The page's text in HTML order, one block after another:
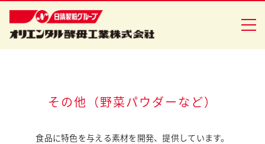
企業情報その他（野菜パウダーなど）
食品に特色を与える素材を開発、提供しています。